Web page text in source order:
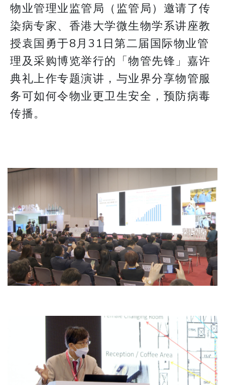
物业管理业监管局（监管局）邀请了传
染病专家、香港大学微生物学系讲座教
授袁国勇于8月31日第二届国际物业管
理及采购博览举行的「物管先锋」嘉许
典礼上作专题演讲，与业界分享物管服
务可如何令物业更卫生安全，预防病毒
传播。